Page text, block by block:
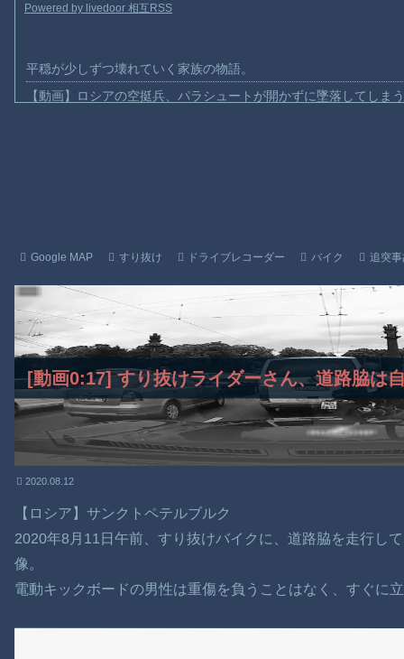
Powered by livedoor 相互RSS
平穏が少しずつ壊れていく家族の物語。
【動画】ロシアの空挺兵、パラシュートが開かずに墜落してしま
まだ墓石があるだけマシと見るべきか。今はもう合葬墓ばかり
【謎】広島県が頑なに「はだしのゲンコラボ喫茶」をやらない理
ヒロインが死ぬアニメって四月は君の嘘くらいしかないような
Powered by livedoor 相互RSS
Google MAP すり抜け ドライブレコーダー バイク 追突
[動画0:17] すり抜けライダーさん、道路脇は
2020.08.12
【ロシア】サンクトペテルブルク
2020年8月11日午前、すり抜けバイクに、道路脇を走行し
像。
電動キックボードの男性は重傷を負うことはなく、すぐに